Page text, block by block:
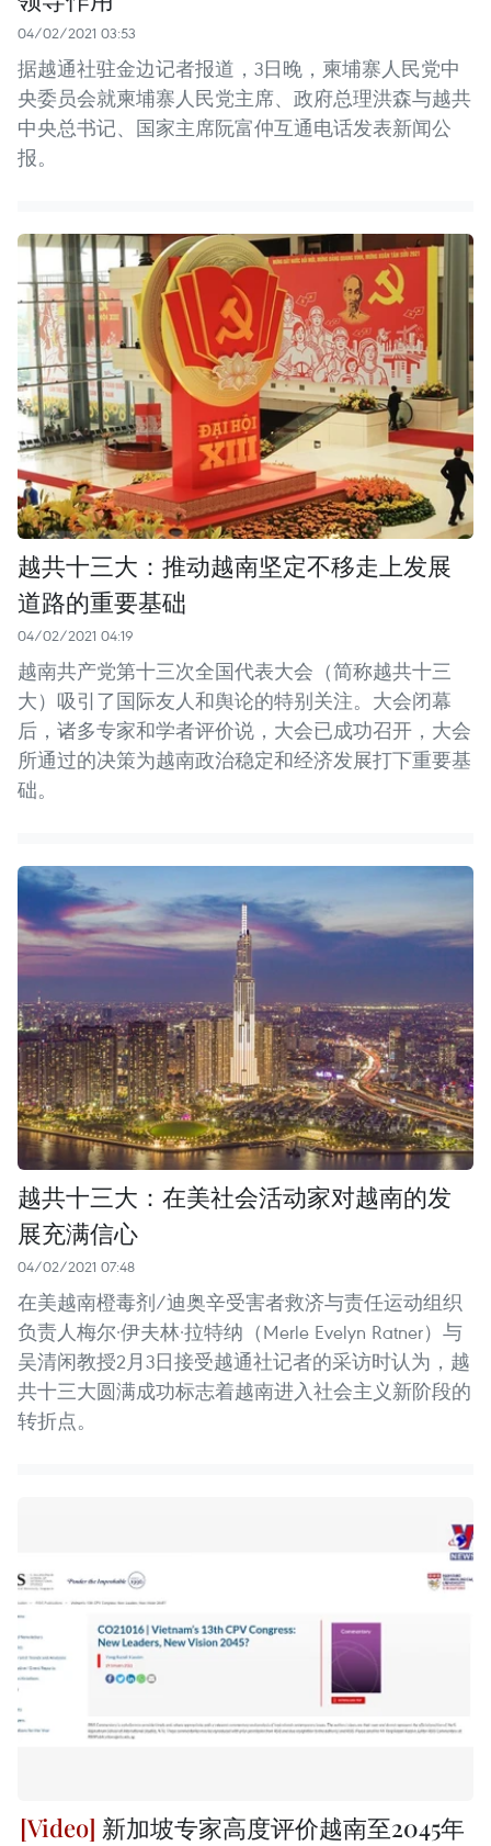
04/02/2021 03:53
据越通社驻金边记者报道，3日晚，柬埔寨人民党中
央委员会就柬埔寨人民党主席、政府总理洪森与越共
中央总书记、国家主席阮富仲互通电话发表新闻公
报。
越共十三大：推动越南坚定不移走上发展
道路的重要基础
04/02/2021 04:19
越南共产党第十三次全国代表大会（简称越共十三
大）吸引了国际友人和舆论的特别关注。大会闭幕
后，诸多专家和学者评价说，大会已成功召开，大会
所通过的决策为越南政治稳定和经济发展打下重要基
础。
越共十三大：在美社会活动家对越南的发
展充满信心
04/02/2021 07:48
在美越南橙毒剂/迪奥辛受害者救济与责任运动组织
负责人梅尔·伊夫林·拉特纳（Merle Evelyn Ratner）与
吴清闲教授2月3日接受越通社记者的采访时认为，越
共十三大圆满成功标志着越南进入社会主义新阶段的
转折点。
新加坡专家高度评价越南至2045年